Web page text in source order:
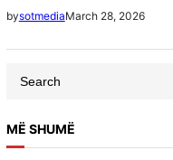
bysotmediaMarch 28, 2026
a
r
MË SHUMË